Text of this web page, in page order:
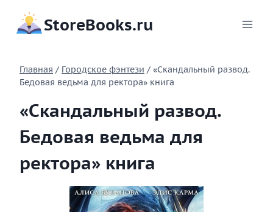
содержимому
StoreBooks.ru
Главная / Городское фэнтези / «Скандальный развод.
Бедовая ведьма для ректора» книга
«Скандальный развод.
Бедовая ведьма для
ректора» книга